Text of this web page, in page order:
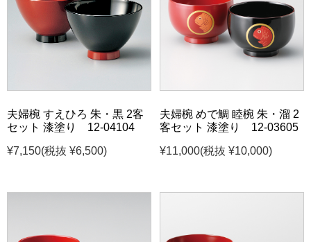
夫婦椀 すえひろ 朱・黒 2客
セット 漆塗り 12-04104
¥7,150(税抜 ¥6,500)
夫婦椀 めで鯛 睦椀 朱・溜 2
客セット 漆塗り 12-03605
¥11,000(税抜 ¥10,000)